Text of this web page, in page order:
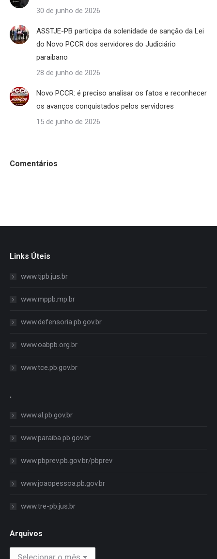
30 de junho de 2026
ASSTJE-PB participa da solenidade de sanção da Lei
do Novo PCCR dos servidores do Judiciário
paraibano
28 de junho de 2026
Novo PCCR: é preciso analisar os fatos e reconhecer
os avanços conquistados pelos servidores
15 de junho de 2026
Comentários
Links Úteis
www.tjpb.jus.br
www.mppb.mp.br
www.defensoria.pb.gov.br
www.oabpb.org.br
www.tce.pb.gov.br
.
www.al.pb.gov.br
www.paraiba.pb.gov.br
www.pbprev.pb.gov.br/pbprev
www.joaopessoa.pb.gov.br
www.tre-pb.jus.br
Arquivos
Arquivos